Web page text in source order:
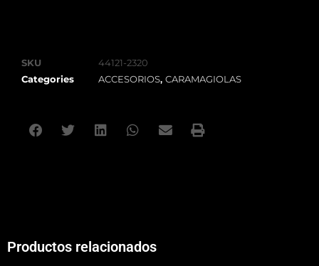
SKU
44121-2320
Categories
ACCESORIOS, CARAMAGIOLAS
Productos relacionados